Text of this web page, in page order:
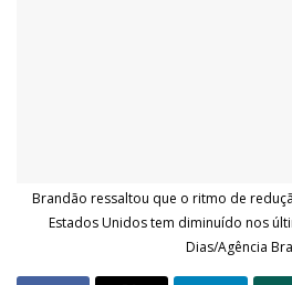
Brandão ressaltou que o ritmo de
Estados Unidos tem diminuído nos
Dias/Agência